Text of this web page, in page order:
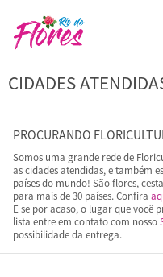
CIDADES
PROCURANDO
Somos uma grande rede de
as cidades atendidas, e também
países do mundo! São flores,
para mais de 30 países. Confira
E se por acaso, o lugar que você
lista entre em contato com nosso
possibilidade da entrega.